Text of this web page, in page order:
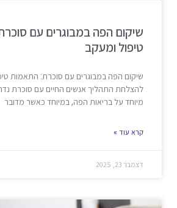
שיקום הפה במבוגרים עם
טיפול ומעקב
שיקום הפה במבוגרים עם סוכרת: התאמות
להצלחת התהליך אנשים החיים עם סוכרת
מיוחד על בריאות הפה, במיוחד כאשר מדובר
קרא עוד »
דצמבר 23, 2025